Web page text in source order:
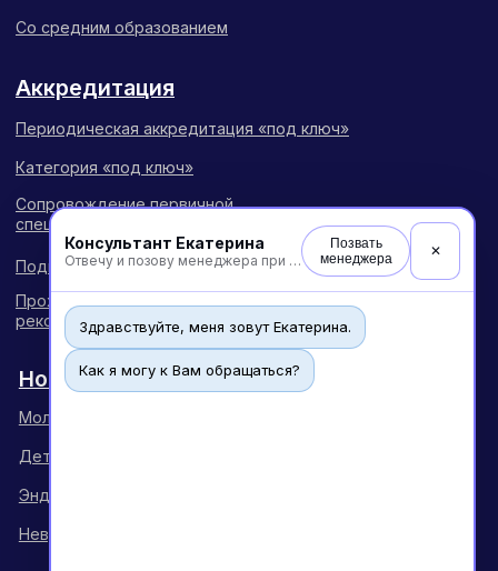
Консультант Екатерина
Отвечу и позову менеджера при необходимости
Позвать
менеджера
✕
Здравствуйте, меня зовут Екатерина.
Как я могу к Вам обращаться?